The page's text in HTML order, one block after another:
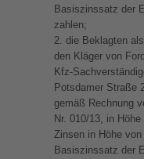
Basiszinssatz der
zahlen;
2. die Beklagten
den Kläger von
Kfz-
Potsdamer Straße
gemäß Rechnung
Nr. 010/13, in
Zinsen in Höhe
Basiszinssatz der